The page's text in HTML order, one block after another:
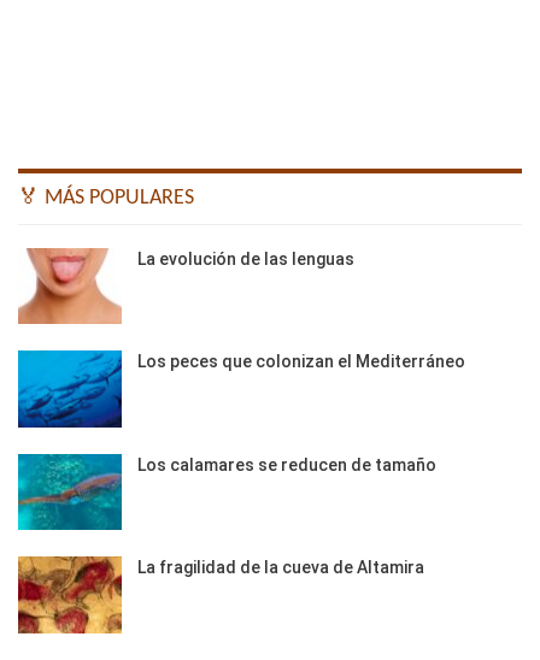
🏅 MÁS POPULARES
La evolución de las lenguas
Los peces que colonizan el Mediterráneo
Los calamares se reducen de tamaño
La fragilidad de la cueva de Altamira